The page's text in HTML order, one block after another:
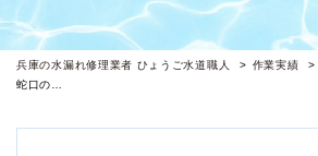
兵庫の水漏れ修理業者 ひょうご水道職人 作業実績
蛇口の…